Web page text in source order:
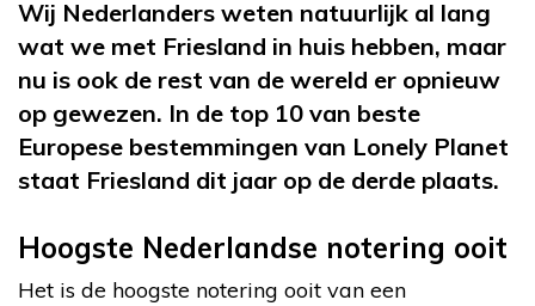
Wij Nederlanders weten natuurlijk al lang
wat we met Friesland in huis hebben, maar
nu is ook de rest van de wereld er opnieuw
op gewezen. In de top 10 van beste
Europese bestemmingen van Lonely Planet
staat Friesland dit jaar op de derde plaats.
Hoogste Nederlandse notering ooit
Het is de hoogste notering ooit van een